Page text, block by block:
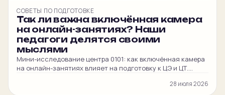
СОВЕТЫ ПО ПОДГОТОВКЕ
Так ли важна включённая камера
на онлайн-занятиях? Наши
педагоги делятся своими
мыслями
Мини-исследование центра 0101: как включённая камера
на онлайн-занятиях влияет на подготовку к ЦЭ и ЦТ.
28 июля 2026